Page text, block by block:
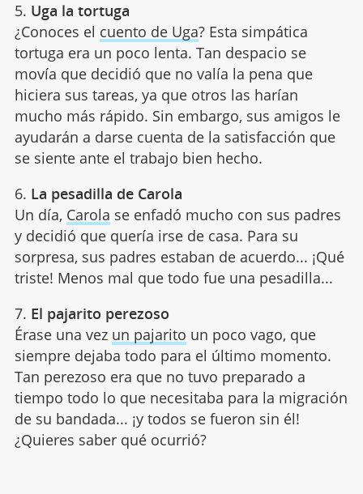
5. Uga la tortuga
¿Conoces el cuento de Uga? Esta simpática
tortuga era un poco lenta. Tan despacio se
movía que decidió que no valía la pena que
hiciera sus tareas, ya que otros las harían
mucho más rápido. Sin embargo, sus amigos le
ayudarán a darse cuenta de la satisfacción que
se siente ante el trabajo bien hecho.
6. La pesadilla de Carola
Un día, Carola se enfadó mucho con sus padres
y decidió que quería irse de casa. Para su
sorpresa, sus padres estaban de acuerdo... ¡Qué
triste! Menos mal que todo fue una pesadilla...
7. El pajarito perezoso
Érase una vez un pajarito un poco vago, que
siempre dejaba todo para el último momento.
Tan perezoso era que no tuvo preparado a
tiempo todo lo que necesitaba para la migración
de su bandada... ¡y todos se fueron sin él!
¿Quieres saber qué ocurrió?